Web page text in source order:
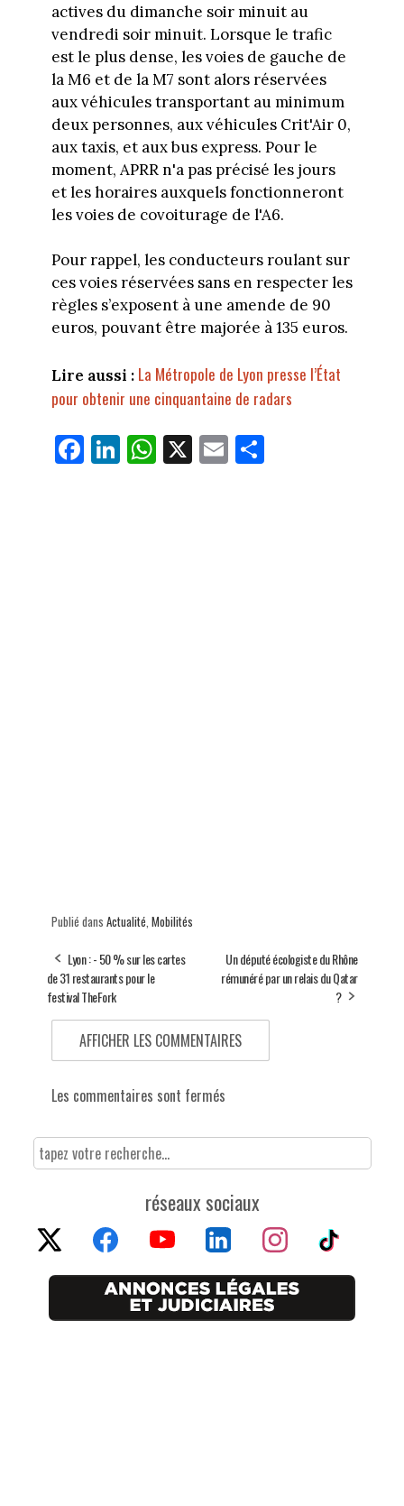
actives du dimanche soir minuit au
vendredi soir minuit. Lorsque le trafic
est le plus dense, les voies de gauche de
la M6 et de la M7 sont alors réservées
aux véhicules transportant au minimum
deux personnes, aux véhicules Crit'Air 0,
aux taxis, et aux bus express. Pour le
moment, APRR n'a pas précisé les jours
et les horaires auxquels fonctionneront
les voies de covoiturage de l'A6.
Pour rappel, les conducteurs roulant sur
ces voies réservées sans en respecter les
règles s’exposent à une amende de 90
euros, pouvant être majorée à 135 euros.
Lire aussi : La Métropole de Lyon presse l’État
pour obtenir une cinquantaine de radars
Fa
ce
Li
nk
W
ha
X E
m
Pa
rt
Publié dans Actualité Mobilités
Lyon : - 50 % sur les cartes
de 31 restaurants pour le
festival TheFork
Un député écologiste du Rhône
rémunéré par un relais du Qatar
?
AFFICHER LES COMMENTAIRES
Les commentaires sont fermés
réseaux sociaux